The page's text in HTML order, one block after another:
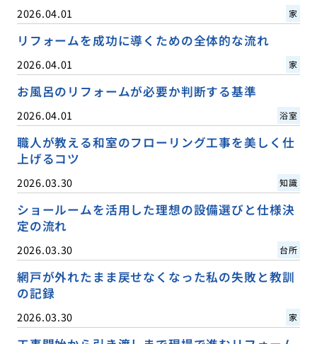
2026.04.01 家
リフォームを成功に導くための全体的な流れ
2026.04.01 家
お風呂のリフォームが必要か判断する基準
2026.04.01 浴室
職人が教える和室のフローリング工事を美しく仕
上げるコツ
2026.03.30 知識
ショールームを活用した理想の設備選びと仕様決
定の流れ
2026.03.30 台所
網戸が外れたまま戻せなくなった私の失敗と教訓
の記録
2026.03.30 家